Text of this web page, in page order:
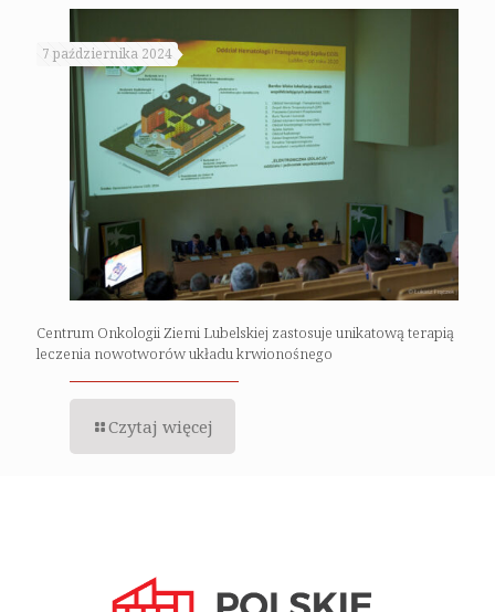
7 października 2024
Centrum Onkologii Ziemi Lubelskiej zastosuje unikatową terapią
leczenia nowotworów układu krwionośnego
Czytaj więcej